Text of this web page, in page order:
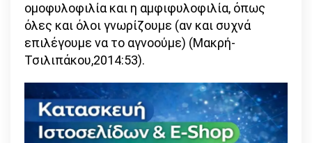
ομοφυλοφιλία και η αμφιφυλοφιλία, όπως
όλες και όλοι γνωρίζουμε (αν και συχνά
επιλέγουμε να το αγνοούμε) (Μακρή-
Τσιλιπάκου,2014:53).